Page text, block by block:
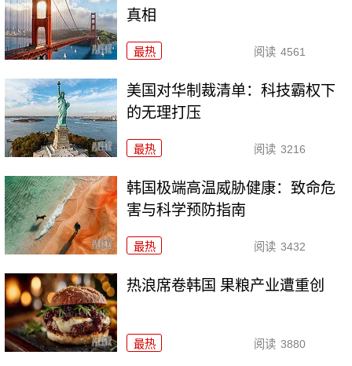
真相
最热 阅读 4561
美国对华制裁清单：科技霸权下
的无理打压
最热 阅读 3216
韩国极端高温威胁健康：致命危
害与科学预防指南
最热 阅读 3432
热浪席卷韩国 果粮产业遭重创
最热 阅读 3880